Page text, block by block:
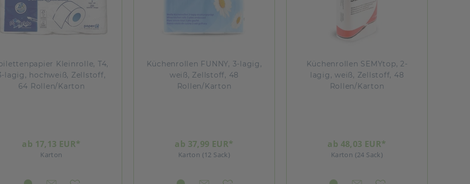
Kleinrolle, T4,
lagig, hochweiß, Zellstoff,
64 Rollen/Karton
ab 17,13 EUR*
Karton
Küchenrollen FUNNY, 3-lagig,
weiß, Zellstoff, 48
Rollen/Karton
ab 37,99 EUR*
Karton (12 Sack)
Küchenrollen SEMYtop, 2-
lagig, weiß, Zellstoff, 48
Rollen/Karton
ab 48,03 EUR*
Karton (24 Sack)